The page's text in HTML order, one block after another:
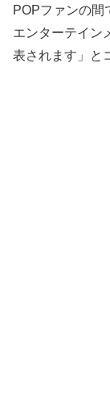
POPファンの間
エンターテイン
表されます」と